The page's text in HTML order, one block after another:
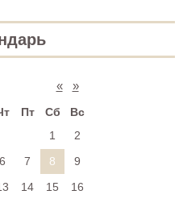
« »
Пт Сб
Вс
1
2
6 7 8
9
14 15
16